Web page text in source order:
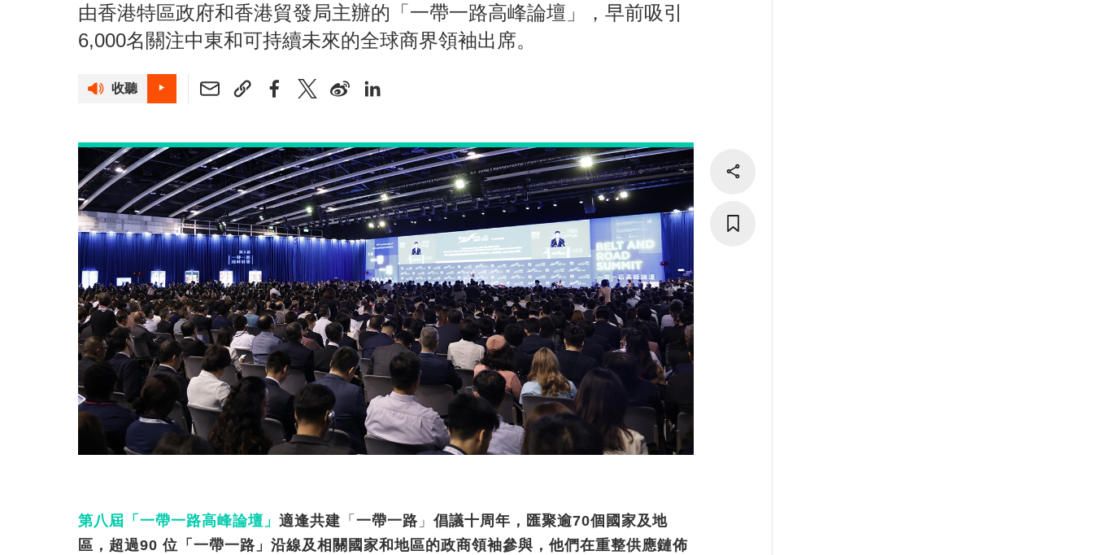
由香港特區政府和香港貿發局主辦的「一帶一路高峰論壇」，早前吸引
6,000名關注中東和可持續未來的全球商界領袖出席。
收聽
第八屆「一帶一路高峰論壇」 適逢共建 「 一帶一路 」倡議十周年 ， 匯聚逾70個國家及地
區，超過90 位「一帶一路」沿線及相關國家和地區的政商領袖參與，他們在重整供應鏈佈